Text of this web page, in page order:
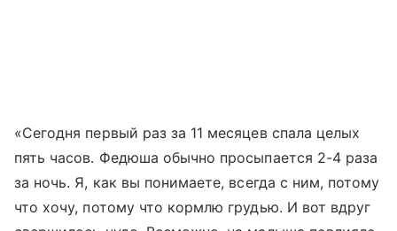
«Сегодня первый раз за 11 месяцев спала целых
пять часов. Федюша обычно просыпается 2-4 раза
за ночь. Я, как вы понимаете, всегда с ним, потому
что хочу, потому что кормлю грудью. И вот вдруг